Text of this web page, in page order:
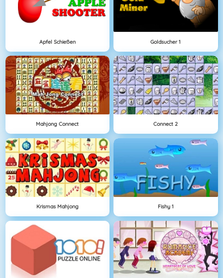
Apfel Schießen Goldsucher 1
Mahjong Connect Connect 2
Krismas Mahjong Fishy 1